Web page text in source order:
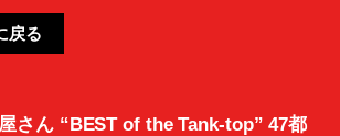
戻る
さん “BEST of the Tank-top” 47都